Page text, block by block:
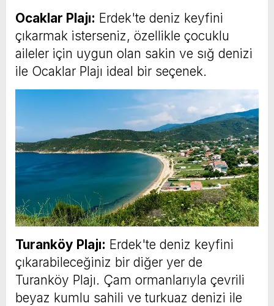
Ocaklar Plajı: Erdek'te deniz keyfini
çıkarmak isterseniz, özellikle çocuklu
aileler için uygun olan sakin ve sığ denizi
ile Ocaklar Plajı ideal bir seçenek.
Turanköy Plajı: Erdek'te deniz keyfini
çıkarabileceğiniz bir diğer yer de
Turanköy Plajı. Çam ormanlarıyla çevrili
beyaz kumlu sahili ve turkuaz denizi ile